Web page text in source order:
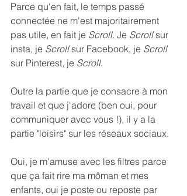
Parce qu'en fait, le temps passé
connectée ne m'est majoritairement
pas utile, en fait je Scroll. Je Scroll sur
insta, je Scroll sur Facebook, je Scroll
sur Pinterest, je Scroll.
Outre la partie que je consacre à mon
travail et que j'adore (ben oui, pour
communiquer avec vous !), il y a la
partie "loisirs" sur les réseaux sociaux.
Oui, je m'amuse avec les filtres parce
que ça fait rire ma môman et mes
enfants, oui je poste ou reposte par